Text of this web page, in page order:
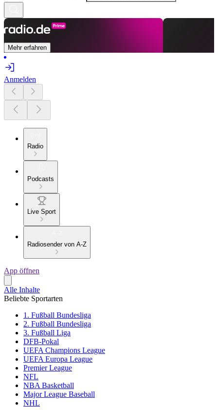
Mehr erfahren
Anmelden
Radio
Podcasts
Live Sport
Radiosender von A-Z
App öffnen
Alle Inhalte
Beliebte Sportarten
1. Fußball Bundesliga
2. Fußball Bundesliga
3. Fußball Liga
DFB-Pokal
UEFA Champions League
UEFA Europa League
Premier League
NFL
NBA Basketball
Major League Baseball
NHL